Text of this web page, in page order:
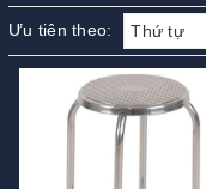
Ưu tiên theo: Thứ tự